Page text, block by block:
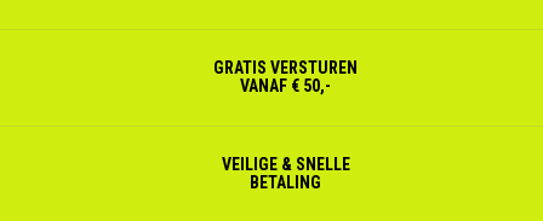
GRATIS VERSTUREN
VANAF € 50,-
VEILIGE & SNELLE
BETALING